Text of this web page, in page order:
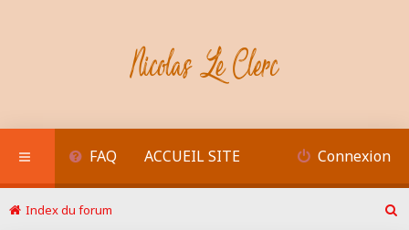
FAQ ACCUEIL SITE Connexion
Index du forum